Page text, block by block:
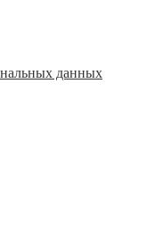
данных